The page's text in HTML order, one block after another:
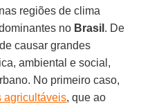
regiões de clima
no Brasil . De
causar grandes
ambiental e social,
No primeiro caso,
agricultáveis, que ao